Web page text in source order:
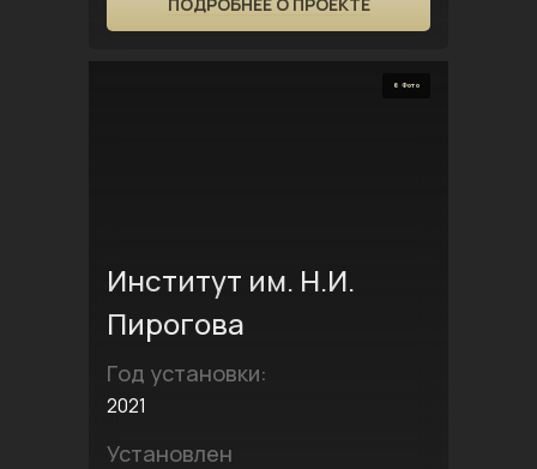
6 Фото
Институт им. Н.И.
Пирогова
Год установки:
2021
Установлен